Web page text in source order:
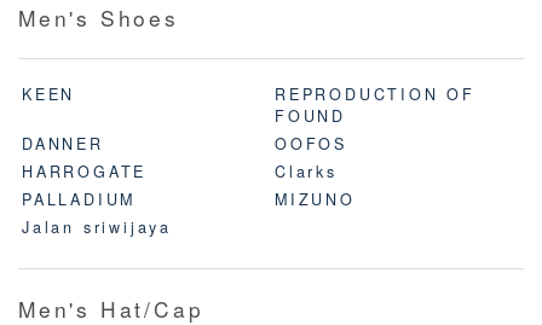
Men's Shoes
KEEN
REPRODUCTION OF
FOUND
DANNER
OOFOS
HARROGATE
Clarks
PALLADIUM
MIZUNO
Jalan sriwijaya
Men's Hat/Cap